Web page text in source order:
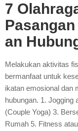
7
an
Melakukan aktivitas
bermanfaat untuk
ikatan emosional dan
hubungan. 1. Jogging
(Couple Yoga) 3.
Rumah 5. Fitness